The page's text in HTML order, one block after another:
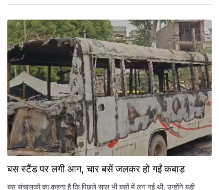
बस स्‍टैंड पर लगी आग, चार बसें जलकर हो गईं कबाड़
बस संचालकों का कहना है क‍ि प‍िछले साल भी बसों में लग गई थी. उन्होंने बड़ी